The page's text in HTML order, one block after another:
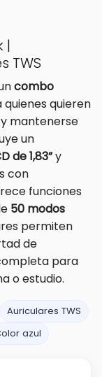
|
TWS
combo
quieren
mantenerse
un
de 1,83”y
con
funciones
50 modos
permiten
de
para
o estudio.
Auriculares TWS
azul